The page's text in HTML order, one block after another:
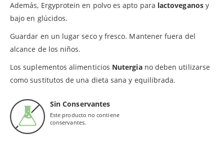
Además, Ergyprotein en polvo es apto para lactoveganosy
bajo en glúcidos.
Guardar en un lugar seco y fresco. Mantener fuera del
alcance de los niños.
Los suplementos alimenticios Nutergiano deben utilizarse
como sustitutos de una dieta sana y equilibrada.
Sin Conservantes
Este producto no contiene
conservantes.